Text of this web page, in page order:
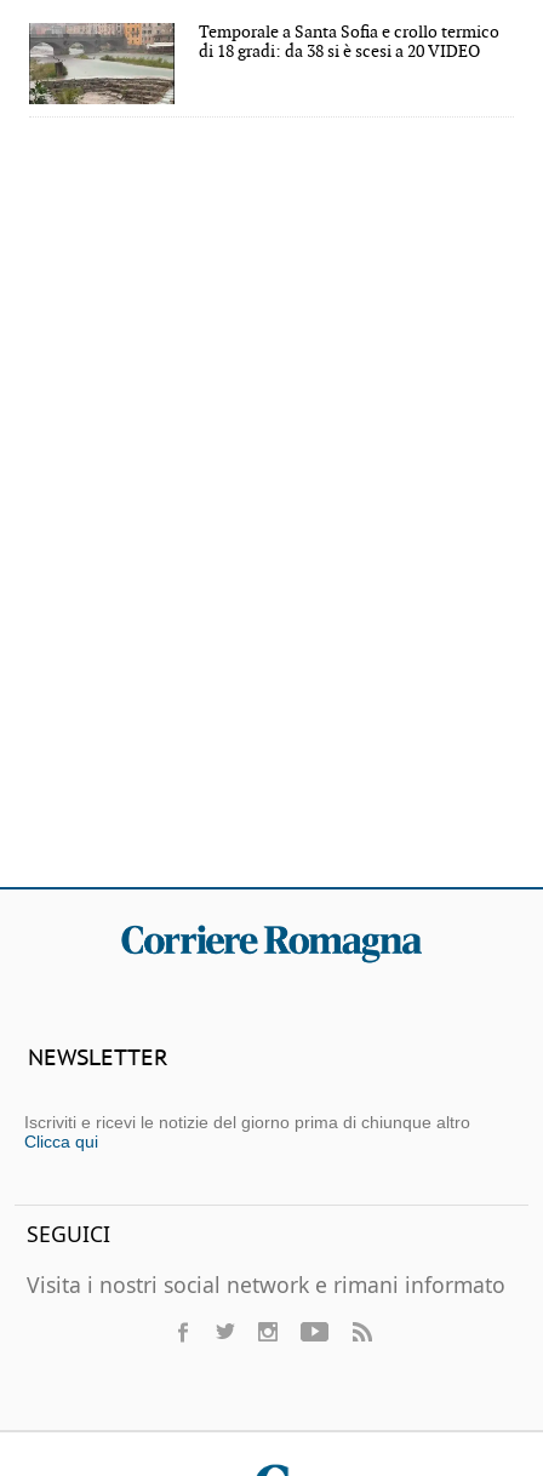
Temporale a Santa Sofia e crollo termico
di 18 gradi: da 38 si è scesi a 20 VIDEO
NEWSLETTER
Iscriviti e ricevi le notizie del giorno prima di chiunque altro
Clicca qui
SEGUICI
Visita i nostri social network e rimani informato